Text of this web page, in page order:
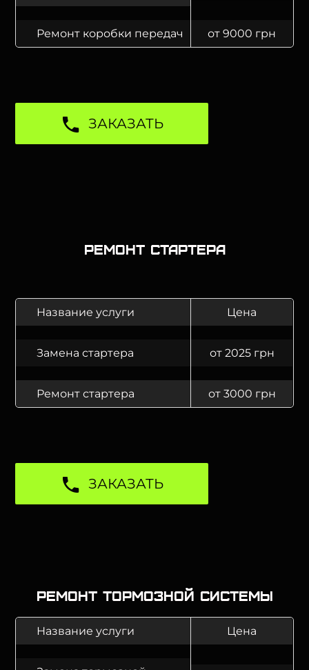
Ремонт коробки передач от 9000 грн
ЗАКАЗАТЬ
Ремонт стартера
Название услуги Цена
Замена стартера от 2025 грн
Ремонт стартера от 3000 грн
ЗАКАЗАТЬ
Ремонт тормозной системы
Название услуги Цена